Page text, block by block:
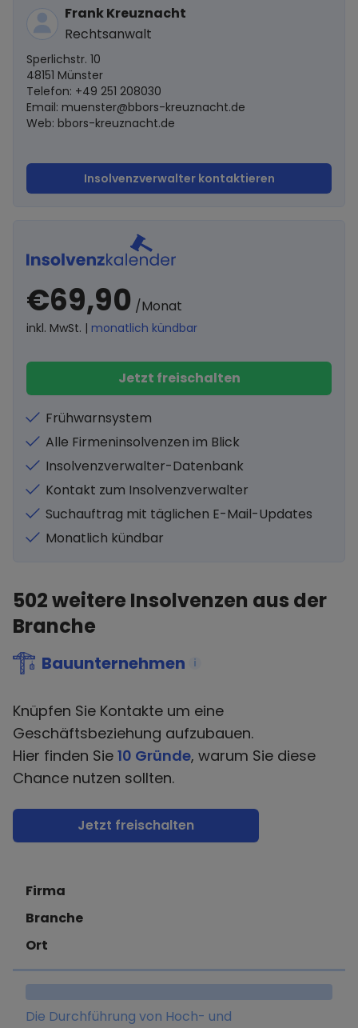
Frank Kreuznacht
Rechtsanwalt
Sperlichstr. 10
48151 Münster
Telefon: +49 251 208030
Email: muenster@bbors-kreuznacht.de
Web: bbors-kreuznacht.de
Insolvenzverwalter kontaktieren
€69,90 /Monat
inkl. MwSt. | monatlich kündbar
Jetzt freischalten
Frühwarnsystem
Alle Firmeninsolvenzen im Blick
Insolvenzverwalter-Datenbank
Kontakt zum Insolvenzverwalter
Suchauftrag mit täglichen E-Mail-Updates
Monatlich kündbar
502weitere Insolvenzen aus der
Branche
Bauunternehmen i
Knüpfen Sie Kontakte um eine
Geschäftsbeziehung aufzubauen.
Hier finden Sie 10 Gründe, warum Sie diese
Chance nutzen sollten.
Jetzt freischalten
Firma
Branche
Ort
Die Durchführung von Hoch- und